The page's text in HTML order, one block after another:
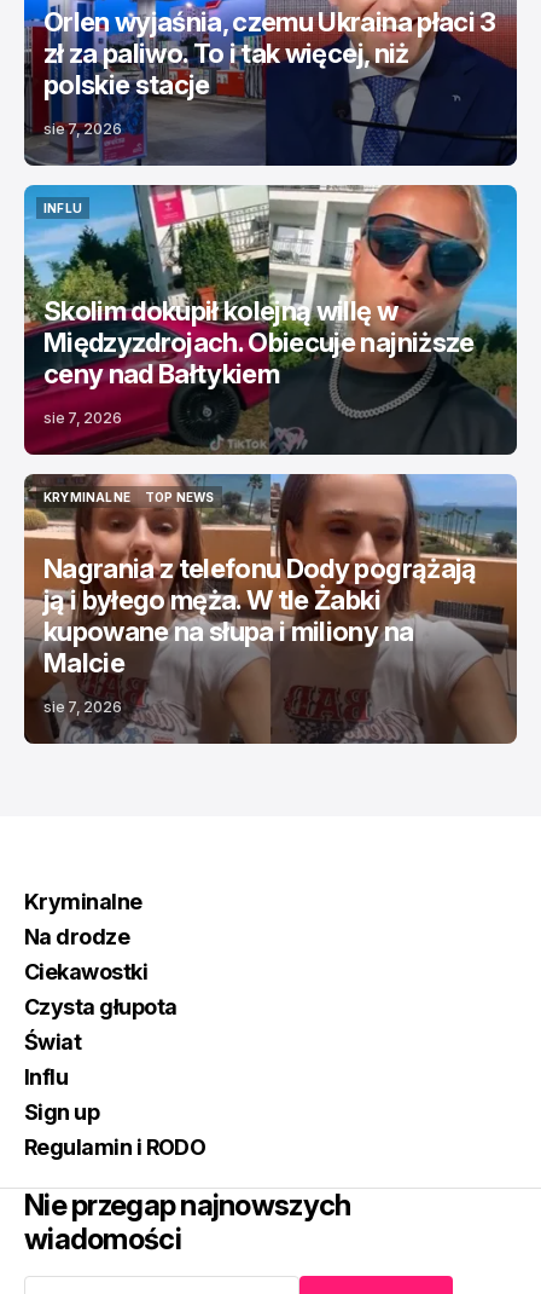
Orlen wyjaśnia, czemu Ukraina płaci 3
zł za paliwo. To i tak więcej, niż
polskie stacje
sie 7, 2026
INFLU
INFLU
Skolim dokupił kolejną willę w
Międzyzdrojach. Obiecuje najniższe
ceny nad Bałtykiem
sie 7, 2026
KRYMINALNE
KRYMINALNE
TOP NEWS
TOP NEWS
Nagrania z telefonu Dody pogrążają
ją i byłego męża. W tle Żabki
kupowane na słupa i miliony na
Malcie
sie 7, 2026
Kryminalne
Na drodze
Ciekawostki
Czysta głupota
Świat
Influ
Sign up
Regulamin i RODO
Nie przegap najnowszych
wiadomości